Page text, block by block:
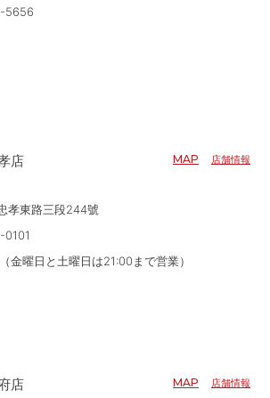
5656
店 MAP 店舗情報
孝東路三段244號
金曜日と土曜日は21:00まで営業）
店 MAP 店舗情報